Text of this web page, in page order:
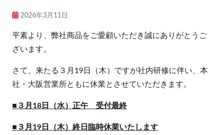
2026年3月11日
平素より、弊社商品をご愛顧いただき誠にありがとうご
ざいます。
さて、来たる３月19日（木）ですが社内研修に伴い、本
社・大阪営業所ともに休業とさせていただきます。
■３月18日（水）正午 受付最終
■３月19日（木）終日臨時休業いたします